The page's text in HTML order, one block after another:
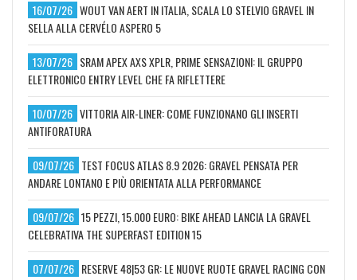
16/07/26 WOUT VAN AERT IN ITALIA, SCALA LO STELVIO GRAVEL IN
SELLA ALLA CERVÉLO ASPERO 5
13/07/26 SRAM APEX AXS XPLR, PRIME SENSAZIONI: IL GRUPPO
ELETTRONICO ENTRY LEVEL CHE FA RIFLETTERE
10/07/26 VITTORIA AIR-LINER: COME FUNZIONANO GLI INSERTI
ANTIFORATURA
09/07/26 TEST FOCUS ATLAS 8.9 2026: GRAVEL PENSATA PER
ANDARE LONTANO E PIÙ ORIENTATA ALLA PERFORMANCE
09/07/26 15 PEZZI, 15.000 EURO: BIKE AHEAD LANCIA LA GRAVEL
CELEBRATIVA THE SUPERFAST EDITION 15
07/07/26 RESERVE 48|53 GR: LE NUOVE RUOTE GRAVEL RACING CON